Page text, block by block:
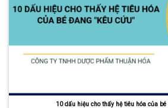
10 dấu hiệu cho thấy hệ tiêu hóa của bé